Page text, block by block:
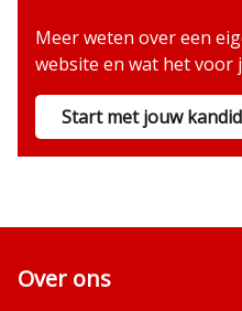
Meer weten over een
website en wat het voor
Start met jouw
Over ons